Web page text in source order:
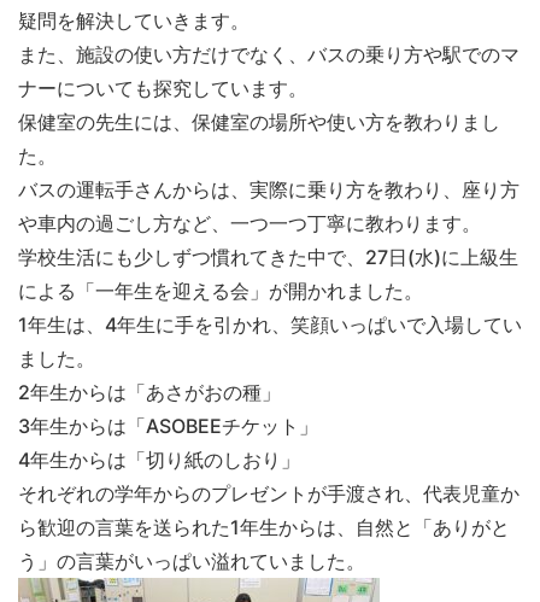
疑問を解決していきます。
また、施設の使い方だけでなく、バスの乗り方や駅でのマ
ナーについても探究しています。
保健室の先生には、保健室の場所や使い方を教わりまし
た。
バスの運転手さんからは、実際に乗り方を教わり、座り方
や車内の過ごし方など、一つ一つ丁寧に教わります。
学校生活にも少しずつ慣れてきた中で、27日(水)に上級生
による「一年生を迎える会」が開かれました。
1年生は、4年生に手を引かれ、笑顔いっぱいで入場してい
ました。
2年生からは「あさがおの種」
3年生からは「ASOBEEチケット」
4年生からは「切り紙のしおり」
それぞれの学年からのプレゼントが手渡され、代表児童か
ら歓迎の言葉を送られた1年生からは、自然と「ありがと
う」の言葉がいっぱい溢れていました。